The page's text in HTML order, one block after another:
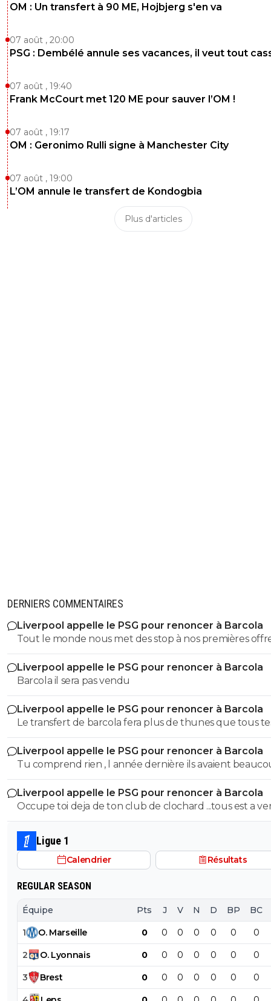
OM : Un transfert à 90 ME, Hojbjerg s'en va
07 août , 20:00
PSG : Dembélé annule ses vacances, il veut tout
07 août , 19:40
Frank McCourt met 120 ME pour sauver l’OM !
07 août , 19:17
OM : Geronimo Rulli signe à Manchester City
07 août , 19:00
L’OM annule le transfert de Kondogbia
Plus d'articles
DERNIERS COMMENTAIRES
Liverpool appelle le PSG pour renoncer à Barcola
Tout le monde nous met des stop à nos premières
normal en négo. Les rageux footix imaginent déjà le
pire on le garde c'est le meilleur super sub en attaque
moment. Au mieux on le vendra bien pour au moins
Liverpool appelle le PSG pour renoncer à Barcola
Barcola il sera pas vendu
Liverpool appelle le PSG pour renoncer à Barcola
Le transfert de barcola fera plus de thunes que tous
ventes avec ton club de merde . Bonne c3 guignol.
Liverpool appelle le PSG pour renoncer à Barcola
Tu comprend rien , l année dernière ils avaient beaucoup
vendu 250 M de vente, donc ca compense un peu
Liverpool appelle le PSG pour renoncer à Barcola
Occupe toi deja de ton club de clochard ...tous est a vendre
!!!!
Ligue 1
Calendrier Résultats
REGULAR SEASON
Équipe Pts J V N D BP BC
1 O. Marseille 0 0 0 0 0 0 0
2 O. Lyonnais 0 0 0 0 0 0 0
3 Brest 0 0 0 0 0 0 0